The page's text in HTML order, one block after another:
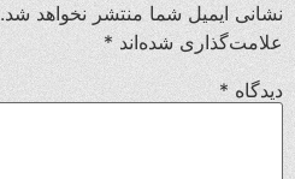
نشانی ایمیل شما منتشر نخواهد شد.
علامت‌گذاری شده‌اند *
دیدگاه *